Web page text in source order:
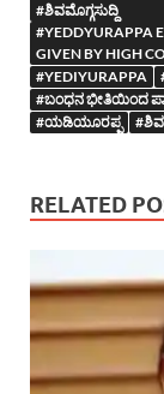
#ಶಿವಮೊಗ್ಗಸುದ್ದಿ
#YEDDYURAPPA
GIVEN BY HIGH
#YEDIYURAPPA
#ಬಂಧನ ಭೀತಿಯಿಂದ
#ಯಡಿಯೂರಪ್ಪ
RELATED